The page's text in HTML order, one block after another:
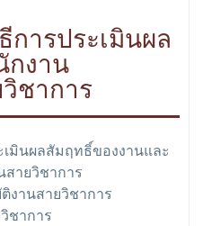
ารประเมินผล
กงาน
ชาการ
มินผลสัมฤทธิ์ของงานและ
ายวิชาการ
งานสายวิชาการ
ชาการ